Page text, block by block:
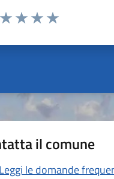
da 1 a 5 stelle la pagina
il comune
Leggi le domande